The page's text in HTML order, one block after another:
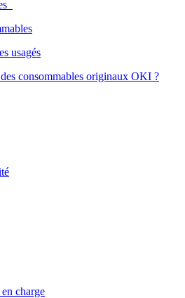
usagés
consommables originaux OKI ?
charge